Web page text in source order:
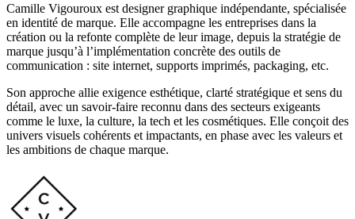
Camille Vigouroux est designer graphique indépendante, spécialisée
en identité de marque. Elle accompagne les entreprises dans la
création ou la refonte complète de leur image, depuis la stratégie de
marque jusqu’à l’implémentation concrète des outils de
communication : site internet, supports imprimés, packaging, etc.
Son approche allie exigence esthétique, clarté stratégique et sens du
détail, avec un savoir-faire reconnu dans des secteurs exigeants
comme le luxe, la culture, la tech et les cosmétiques. Elle conçoit des
univers visuels cohérents et impactants, en phase avec les valeurs et
les ambitions de chaque marque.